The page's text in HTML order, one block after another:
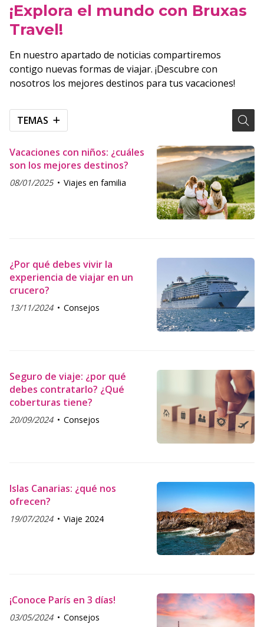
¡Explora el mundo con Bruxas
Travel!
En nuestro apartado de noticias compartiremos
contigo nuevas formas de viajar. ¡Descubre con
nosotros los mejores destinos para tus vacaciones!
TEMAS
Vacaciones con niños: ¿cuáles
son los mejores destinos?
08/01/2025 Viajes en familia
¿Por qué debes vivir la
experiencia de viajar en un
crucero?
13/11/2024 Consejos
Seguro de viaje: ¿por qué
debes contratarlo? ¿Qué
coberturas tiene?
20/09/2024 Consejos
Islas Canarias: ¿qué nos
ofrecen?
19/07/2024 Viaje 2024
¡Conoce París en 3 días!
03/05/2024 Consejos